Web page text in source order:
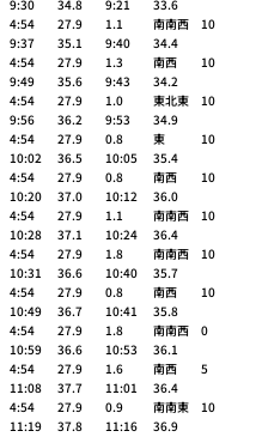
9:30	34.8 	4:54	27.9 	1.1 	南南西 	10
9:37	35.1 	4:54	27.9 	1.3 	南西 	10
9:49	35.6 	4:54	27.9 	1.0 	東北東 	10
9:56	36.2 	4:54	27.9 	0.8 	東 	10
10:02	36.5 	4:54	27.9 	0.8 	南西 	10
10:20	37.0 	4:54	27.9 	1.1 	南南西 	10
10:28	37.1 	4:54	27.9 	1.8 	南南西 	10
10:28	37.1 	4:54	27.9 	0.8 	南西 	10
10:28	37.1 	4:54	27.9 	1.8 	南南西 	0
10:28	37.1 	4:54	27.9 	1.6 	南西 	5
11:08	37.7 	4:54	27.9 	0.9 	南南東 	10